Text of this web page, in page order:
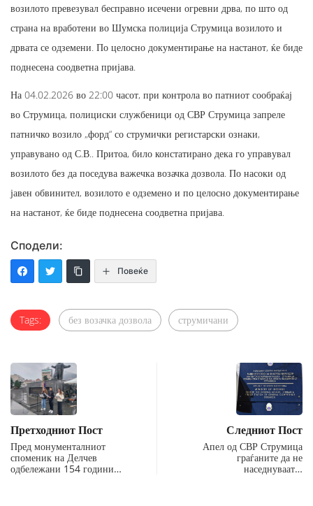
возилото превезувал бесправно исечени огревни дрва, по што од
страна на вработени во Шумска полиција Струмица возилото и
дрвата се одземени. По целосно документирање на настанот, ќе биде
поднесена соодветна пријава.
На 04.02.2026 во 22:00 часот, при контрола во патниот сообраќај
во Струмица, полициски службеници од СВР Струмица запреле
патничко возило „форд“ со струмички регистарски ознаки,
управувано од С.В.. Притоа, било констатирано дека го управувал
возилото без да поседува важечка возачка дозвола. По насоки од
јавен обвинител, возилото е одземено и по целосно документирање
на настанот, ќе биде поднесена соодветна пријава.
Сподели:
Повеќе
Tags: без возачка дозвола струмичани
Претходниот Пост
Пред монументалниот
споменик на Делчев
одбележани 154 години…
Следниот Пост
Апел од СВР Струмица
граѓаните да не
наседнуваат…